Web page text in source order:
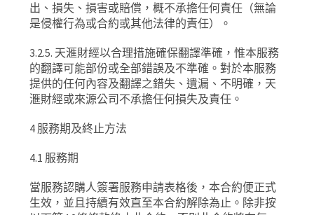
出、損失、損害或賠償，概不承擔任何責任（無論
是侵權行為或合約或其他法律的責任）。
3.2.5. 天滙財經以合理措施確保翻譯準確，惟本服務
的翻譯可能部份或全部錯誤及不準確。對於本服務
提供的任何內容及翻譯之錯失、遺漏、不明確，天
滙財經或來源公司不承擔任何損失及責任。
4 服務期及終止方法
4.1 服務期
當服務認購人簽署服務申請表格後，本合約便正式
生效，並且持續有效直至本合約解除為止。除非按